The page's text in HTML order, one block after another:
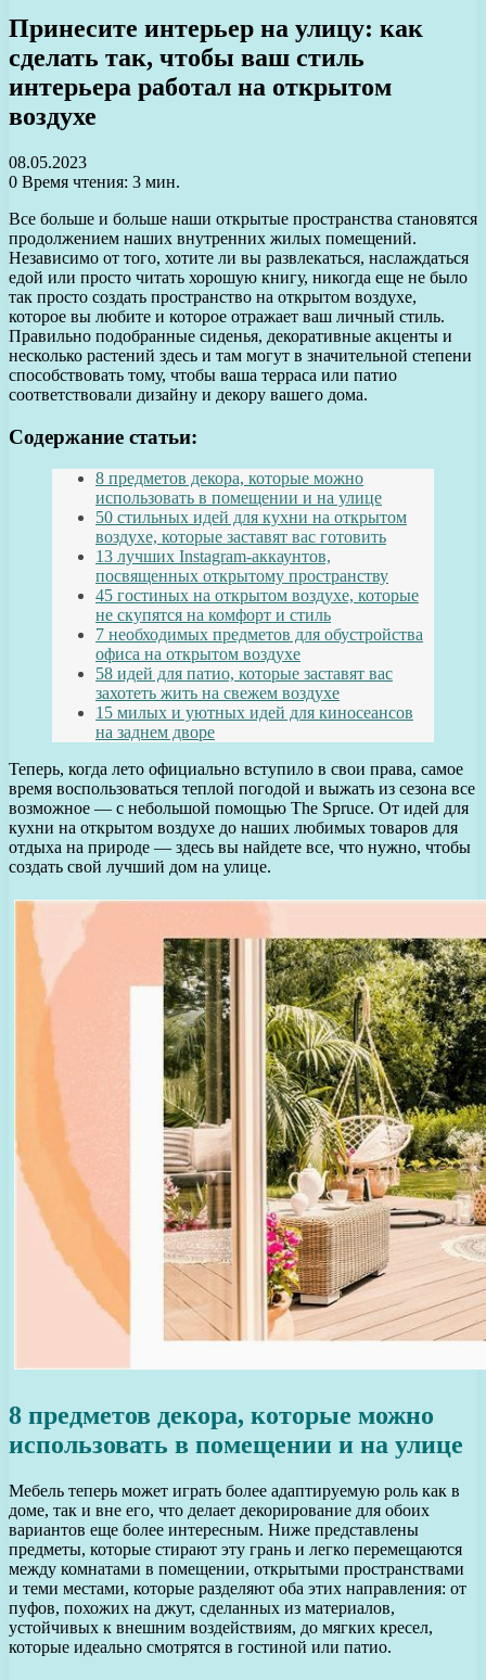
Принесите интерьер на улицу: как
сделать так, чтобы ваш стиль
интерьера работал на открытом
воздухе
08.05.2023
0 Время чтения: 3 мин.
Все больше и больше наши открытые пространства становятся
продолжением наших внутренних жилых помещений.
Независимо от того, хотите ли вы развлекаться, наслаждаться
едой или просто читать хорошую книгу, никогда еще не было
так просто создать пространство на открытом воздухе,
которое вы любите и которое отражает ваш личный стиль.
Правильно подобранные сиденья, декоративные акценты и
несколько растений здесь и там могут в значительной степени
способствовать тому, чтобы ваша терраса или патио
соответствовали дизайну и декору вашего дома.
Содержание статьи:
8 предметов декора, которые можно
использовать в помещении и на улице
50 стильных идей для кухни на открытом
воздухе, которые заставят вас готовить
13 лучших Instagram-аккаунтов,
посвященных открытому пространству
45 гостиных на открытом воздухе, которые
не скупятся на комфорт и стиль
7 необходимых предметов для обустройства
офиса на открытом воздухе
58 идей для патио, которые заставят вас
захотеть жить на свежем воздухе
15 милых и уютных идей для киносеансов
на заднем дворе
Теперь, когда лето официально вступило в свои права, самое
время воспользоваться теплой погодой и выжать из сезона все
возможное — с небольшой помощью The Spruce. От идей для
кухни на открытом воздухе до наших любимых товаров для
отдыха на природе — здесь вы найдете все, что нужно, чтобы
создать свой лучший дом на улице.
8 предметов декора, которые можно
использовать в помещении и на улице
Мебель теперь может играть более адаптируемую роль как в
доме, так и вне его, что делает декорирование для обоих
вариантов еще более интересным. Ниже представлены
предметы, которые стирают эту грань и легко перемещаются
между комнатами в помещении, открытыми пространствами
и теми местами, которые разделяют оба этих направления: от
пуфов, похожих на джут, сделанных из материалов,
устойчивых к внешним воздействиям, до мягких кресел,
которые идеально смотрятся в гостиной или патио.